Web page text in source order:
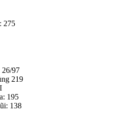
97
219
195